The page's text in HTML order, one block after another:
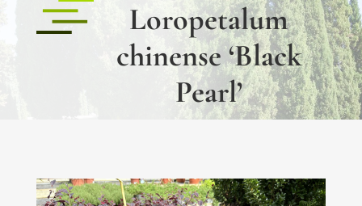
Loropetalum
chinense ‘Black
Pearl’